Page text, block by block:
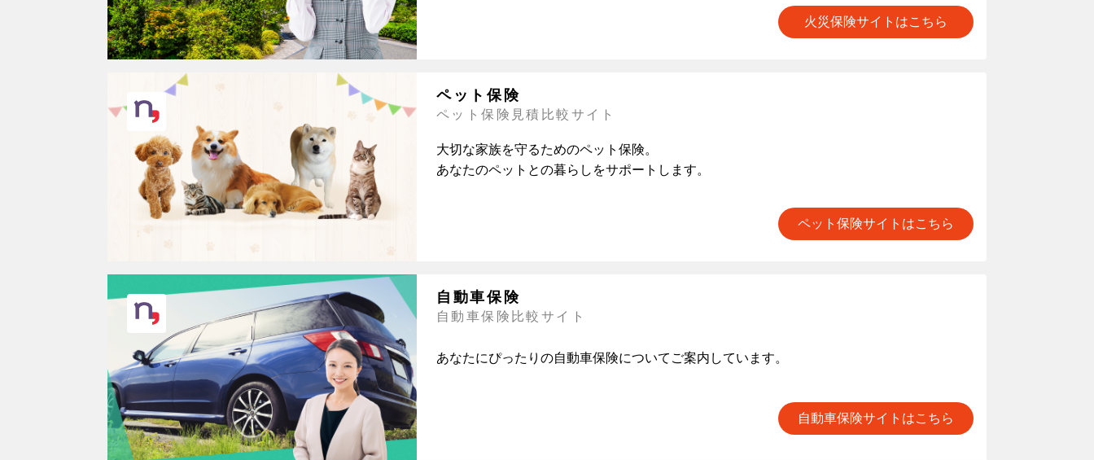
火災保険サイトはこちら
ペット保険
ペット保険見積比較サイト
大切な家族を守るためのペット保険。
あなたのペットとの暮らしをサポートします。
ペット保険サイトはこちら
自動車保険
自動車保険比較サイト
あなたにぴったりの自動車保険についてご案内しています。
自動車保険サイトはこちら